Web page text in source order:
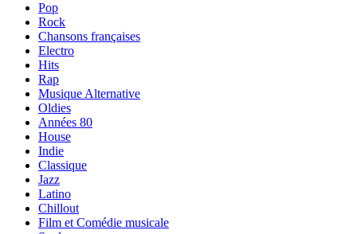
Pop
Rock
Chansons françaises
Electro
Hits
Rap
Musique Alternative
Oldies
Années 80
House
Indie
Classique
Jazz
Latino
Chillout
Film et Comédie musicale